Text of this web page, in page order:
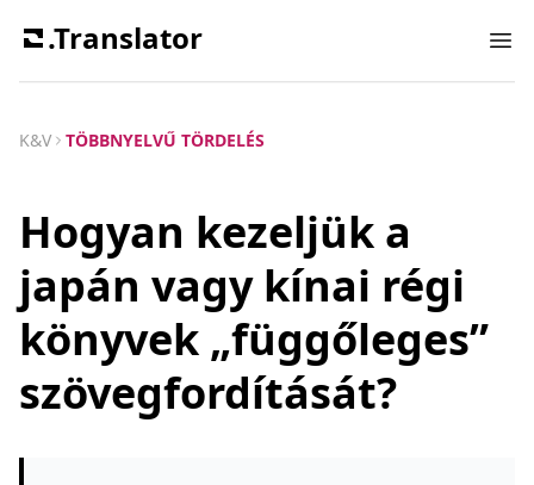
.Translator
K&V TÖBBNYELVŰ TÖRDELÉS
Hogyan kezeljük a
japán vagy kínai régi
könyvek „függőleges”
szövegfordítását?